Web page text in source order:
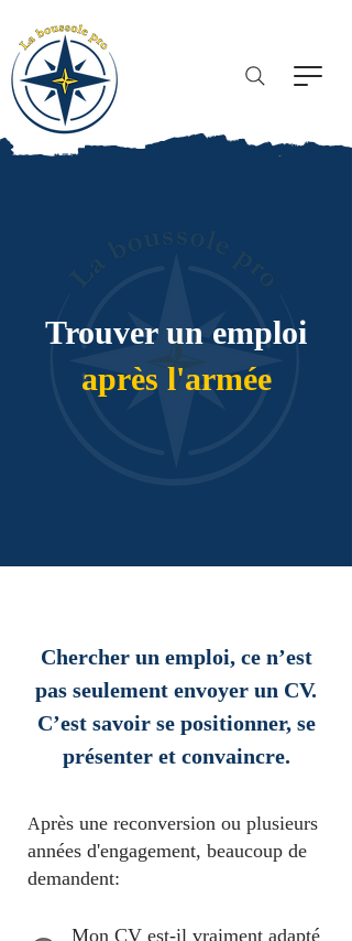
Trouver un emploi
après l'armée
Chercher un emploi, ce n’est
pas seulement envoyer un CV.
C’est savoir se positionner, se
présenter et convaincre.
Après une reconversion ou plusieurs
années d'engagement, beaucoup de
demandent:
Mon CV est-il vraiment adapté